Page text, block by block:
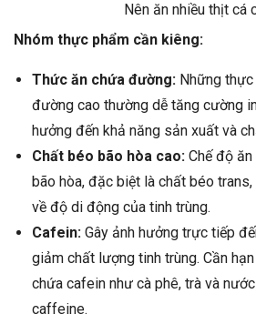
Nên ăn nhiều thịt cá
Nhóm thực phẩm cần kiêng:
Thức ăn chứa đường: Những
đường cao thường dễ tăng cường
hưởng đến khả năng sản xuất và
Chất béo bão hòa cao: Chế độ
bão hòa, đặc biệt là chất béo
về độ di động của tinh trùng.
Cafein: Gây ảnh hưởng trực tiếp
giảm chất lượng tinh trùng. Cần
chứa cafein như cà phê, trà và
caffeine.